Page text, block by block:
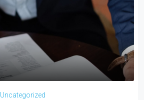
Uncategorized